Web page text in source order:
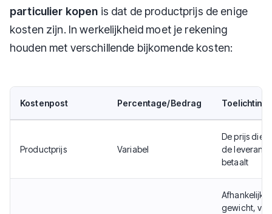
particulier kopen is dat de productprijs de enige
kosten zijn. In werkelijkheid moet je rekening
houden met verschillende bijkomende kosten:
Kostenpost Percentage/Bedrag Toelichting
Productprijs Variabel
De prijs die
de
betaalt
Afhankelijk
gewicht,